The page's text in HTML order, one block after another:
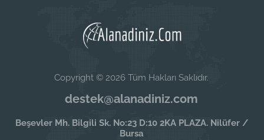
Copyright © 2026 Tüm Hakları Saklıdır.
destek@alanadiniz.com
Beşevler Mh. Bilgili Sk. No:23 D:10 2KA PLAZA. Nilüfer /
Bursa